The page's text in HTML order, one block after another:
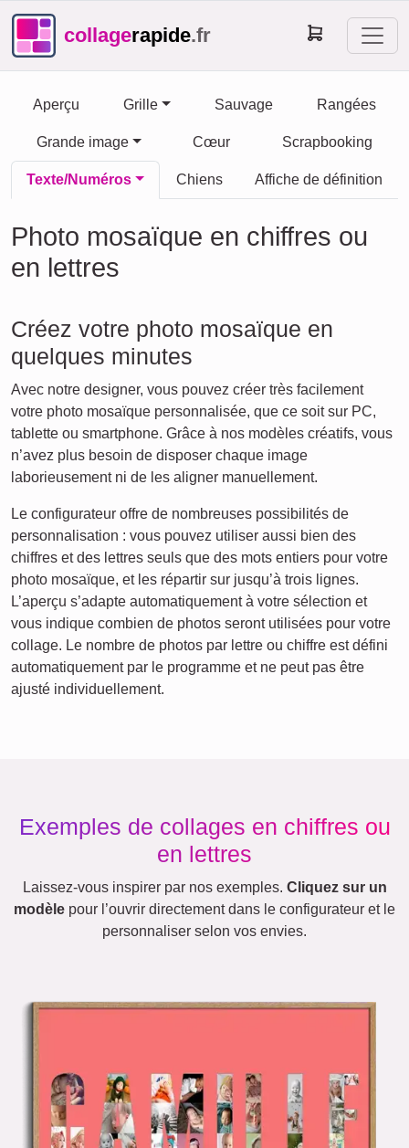
collagerapide.fr
Aperçu Grille Sauvage Rangées
Grande image Cœur Scrapbooking
Texte/Numéros Chiens Affiche de définition
Photo mosaïque en chiffres ou
en lettres
Créez votre photo mosaïque en
quelques minutes
Avec notre designer, vous pouvez créer très facilement
votre photo mosaïque personnalisée, que ce soit sur PC,
tablette ou smartphone. Grâce à nos modèles créatifs, vous
n’avez plus besoin de disposer chaque image
laborieusement ni de les aligner manuellement.
Le configurateur offre de nombreuses possibilités de
personnalisation : vous pouvez utiliser aussi bien des
chiffres et des lettres seuls que des mots entiers pour votre
photo mosaïque, et les répartir sur jusqu’à trois lignes.
L’aperçu s’adapte automatiquement à votre sélection et
vous indique combien de photos seront utilisées pour votre
collage. Le nombre de photos par lettre ou chiffre est défini
automatiquement par le programme et ne peut pas être
ajusté individuellement.
Exemples de collages en chiffres ou
en lettres
Laissez-vous inspirer par nos exemples. Cliquez sur un
modèle pour l’ouvrir directement dans le configurateur et le
personnaliser selon vos envies.